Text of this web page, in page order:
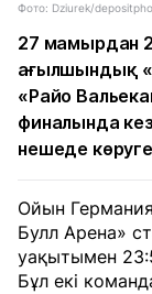
Фото: Dziurek/
27 мамырдан
ағылшындық
«Райо
финалында
нешеде
Ойын
Булл Арена»
уақытымен
Бұл екі